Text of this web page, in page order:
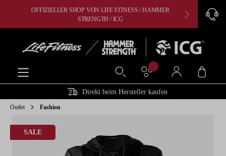
springenOFFIZIELLER SHOP VON LIFE FITNESS / HAMMER
STRENGTH / ICG
Direkt beim Hersteller kaufen
Outlet Fashion
SALE